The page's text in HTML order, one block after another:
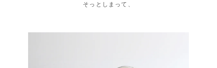
そっとしまって、